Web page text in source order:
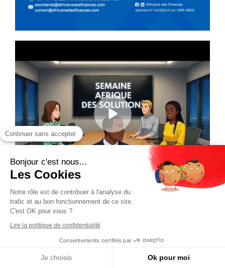
Continuer sans accepter
Bonjour c'est nous...
Les Cookies
Notre rôle est de contribuer à l'analyse du
trafic et au bon fonctionnement de ce site.
C'est OK pour vous ?
Lire la politique de confidentialité
Consentements certifiés par
Je choisis Ok pour moi